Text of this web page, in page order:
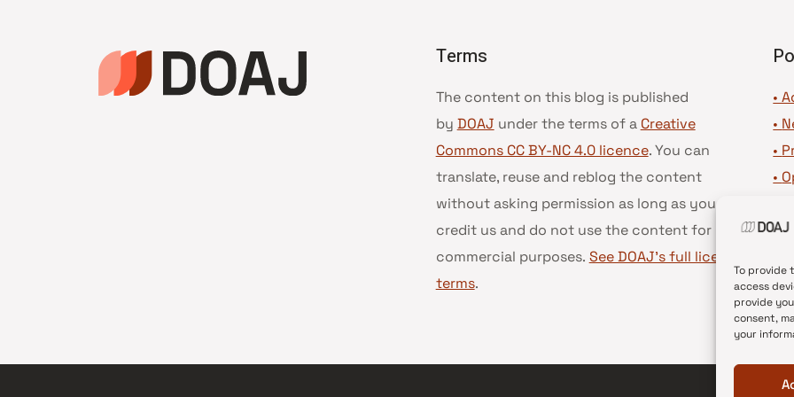
To provide
access
provide
consent,
your
Terms
The content on this blog is published
by DOAJ under the terms of a Creative
Commons CC BY-NC 4.0 licence. You can
translate, reuse and reblog the content
without asking permission as long as you
credit us and do not use the content for
commercial purposes. See DOAJ’s full license
terms.
•
•
•
•
•